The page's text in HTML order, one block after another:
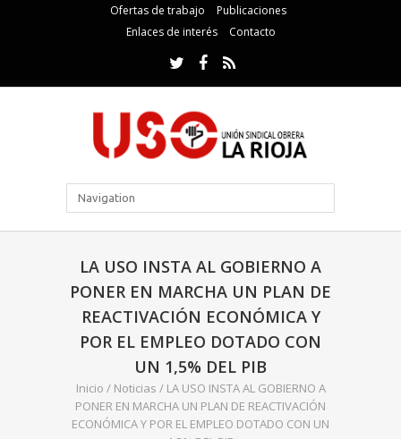
Ofertas de trabajo
Publicaciones
Enlaces de interés
Contacto
LA USO INSTA AL GOBIERNO A
PONER EN MARCHA UN PLAN DE
REACTIVACIÓN ECONÓMICA Y
POR EL EMPLEO DOTADO CON
UN 1,5% DEL PIB
Inicio / Noticias / LA USO INSTA AL GOBIERNO A
PONER EN MARCHA UN PLAN DE REACTIVACIÓN
ECONÓMICA Y POR EL EMPLEO DOTADO CON UN